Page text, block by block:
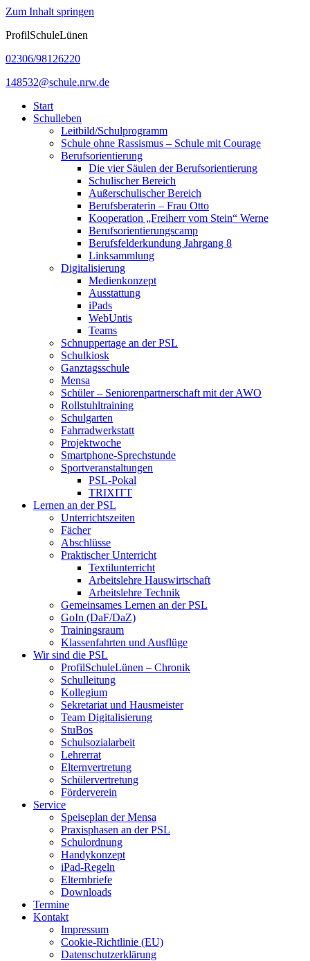
Zum Inhalt springen
ProfilSchuleLünen
02306/98126220
148532@schule.nrw.de
Start
Schulleben
Leitbild/Schulprogramm
Schule ohne Rassismus – Schule mit Courage
Berufsorientierung
Die vier Säulen der Berufsorientierung
Schulischer Bereich
Außerschulischer Bereich
Berufsberaterin – Frau Otto
Kooperation „Freiherr vom Stein“ Werne
Berufsorientierungscamp
Berufsfelderkundung Jahrgang 8
Linksammlung
Digitalisierung
Medienkonzept
Ausstattung
iPads
WebUntis
Teams
Schnuppertage an der PSL
Schulkiosk
Ganztagsschule
Mensa
Schüler – Seniorenpartnerschaft mit der AWO
Rollstuhltraining
Schulgarten
Fahrradwerkstatt
Projektwoche
Smartphone-Sprechstunde
Sportveranstaltungen
PSL-Pokal
TRIXITT
Lernen an der PSL
Unterrichtszeiten
Fächer
Abschlüsse
Praktischer Unterricht
Textilunterricht
Arbeitslehre Hauswirtschaft
Arbeitslehre Technik
Gemeinsames Lernen an der PSL​
GoIn (DaF/DaZ)
Trainingsraum
Klassenfahrten und Ausflüge
Wir sind die PSL
ProfilSchuleLünen – Chronik
Schulleitung
Kollegium
Sekretariat und Hausmeister
Team Digitalisierung
StuBos
Schulsozialarbeit
Lehrerrat
Elternvertretung
Schülervertretung
Förderverein
Service
Speiseplan der Mensa
Praxisphasen an der PSL
Schulordnung
Handykonzept
iPad-Regeln
Elternbriefe
Downloads
Termine
Kontakt
Impressum
Cookie-Richtlinie (EU)
Datenschutzerklärung